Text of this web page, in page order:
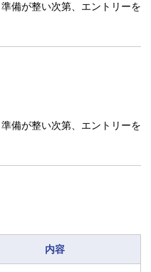
備が整い次第、エントリーを
備が整い次第、エントリーを
内容